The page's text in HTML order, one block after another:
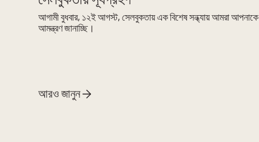
আগামী বুধবার, ১২ই আগস্ট, সেলবুকতায় এক বিশেষ সন্ধ্যায় আমরা আপনাকে
আমন্ত্রণ জানাচ্ছি।
আরও জানুন